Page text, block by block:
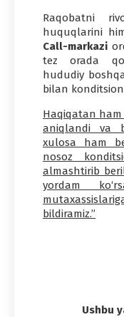
Raqobatni
huquqlarini
Call-markazi
tez orada
hududiy
bilan
Haqiqatan
aniqlandi va
xulosa ham
nosoz
almashtirib
yordam
bildiramiz.”
Ushbu